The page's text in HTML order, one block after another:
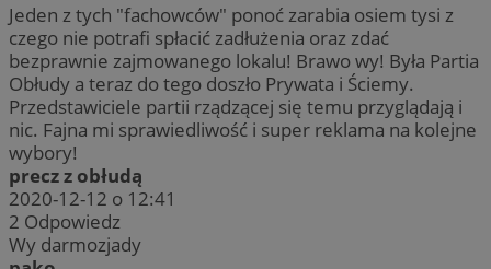
Jeden z tych "fachowców" ponoć zarabia osiem tysi z
czego nie potrafi spłacić zadłużenia oraz zdać
bezprawnie zajmowanego lokalu! Brawo wy! Była Partia
Obłudy a teraz do tego doszło Prywata i Ściemy.
Przedstawiciele partii rządzącej się temu przyglądają i
nic. Fajna mi sprawiedliwość i super reklama na kolejne
wybory!
precz z obłudą
2020-12-12 o 12:41
2 Odpowiedz
Wy darmozjady